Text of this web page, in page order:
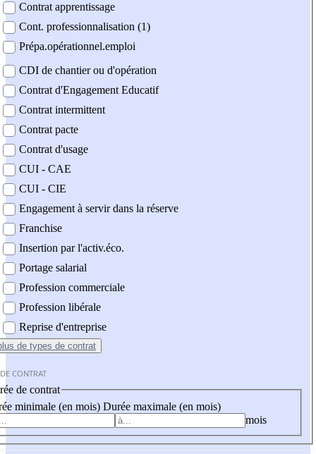
Contrat apprentissage
Cont. professionnalisation (1)
Prépa.opérationnel.emploi
CDI de chantier ou d'opération
Contrat d'Engagement Educatif
Contrat intermittent
Contrat pacte
Contrat d'usage
CUI - CAE
CUI - CIE
Engagement à servir dans la réserve
Franchise
Insertion par l'activ.éco.
Portage salarial
Profession commerciale
Profession libérale
Reprise d'entreprise
de types de contrat
CONTRAT
de contrat
minimale (en mois) Durée maximale (en mois)
mois